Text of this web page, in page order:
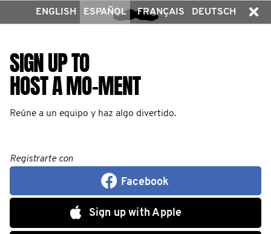
ENGLISH ESPAÑOL FRANÇAIS DEUTSCH
SIGN UP TO
HOST A MO-MENT
Reúne a un equipo y haz algo divertido.
Registrarte con
Facebook
Sign up with Apple